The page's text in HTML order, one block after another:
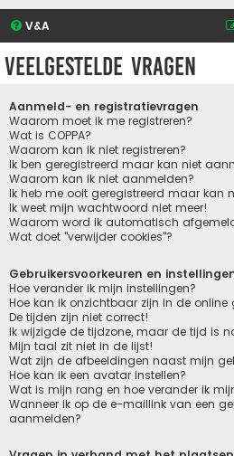
V&A
Veelgestelde vragen
Aanmeld- en registratievragen
Waarom moet ik me registreren?
Wat is COPPA?
Waarom kan ik niet registreren?
Ik ben geregistreerd maar kan niet
Waarom kan ik niet aanmelden?
Ik heb me ooit geregistreerd maar kan
Ik weet mijn wachtwoord niet meer!
Waarom word ik automatisch
Wat doet "verwijder cookies"?
Gebruikersvoorkeuren en
Hoe verander ik mijn instellingen?
Hoe kan ik onzichtbaar zijn in de online
De tijden zijn niet correct!
Ik wijzigde de tijdzone, maar de tijd is
Mijn taal zit niet in de lijst!
Wat zijn de afbeeldingen naast mijn
Hoe kan ik een avatar instellen?
Wat is mijn rang en hoe verander ik
Wanneer ik op de e-maillink van een
aanmelden?